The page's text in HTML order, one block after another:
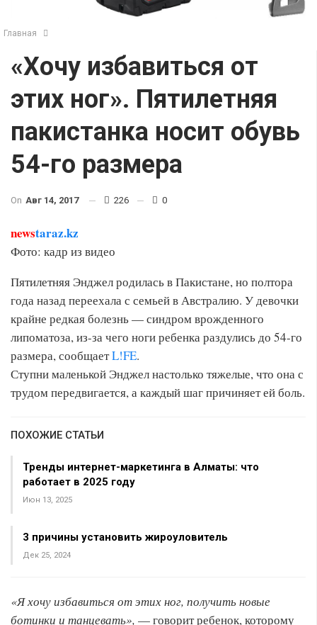
Главная
«Хочу избавиться от
этих ног». Пятилетняя
пакистанка носит обувь
54-го размера
On Авг 14, 2017 226 0
newstaraz.kz
Фото: кадр из видео
Пятилетняя Энджел родилась в Пакистане, но полтора
года назад переехала с семьей в Австралию. У девочки
крайне редкая болезнь — синдром врожденного
липоматоза, из-за чего ноги ребенка раздулись до 54-го
размера, сообщаетL!FE.
Ступни маленькой Энджел настолько тяжелые, что она с
трудом передвигается, а каждый шаг причиняет ей боль.
ПОХОЖИЕ СТАТЬИ
Тренды интернет-маркетинга в Алматы: что
работает в 2025 году
Июн 13, 2025
3 причины установить жироуловитель
Дек 25, 2024
«Я хочу избавиться от этих ног, получить новые
ботинки и танцевать», — говорит ребенок, которому